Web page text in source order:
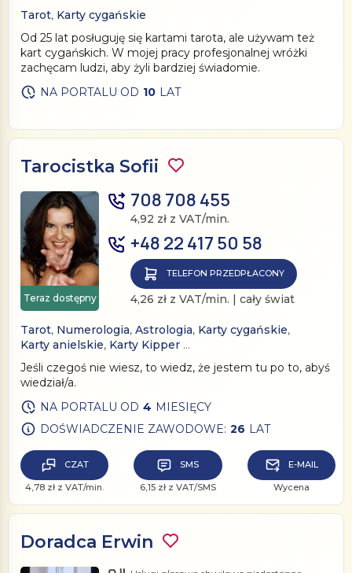
Tarot, Karty cygańskie
Od 25 lat posługuję się kartami tarota, ale używam też
kart cygańskich. W mojej pracy profesjonalnej wróżki
zachęcam ludzi, aby żyli bardziej świadomie.
NA PORTALU OD 10 LAT
Tarocistka Sofii
Teraz dostępny
708 708 455
4,92 zł z VAT/min.
+48 22 417 50 58
TELEFON PRZEDPŁACONY
4,26 zł z VAT/min. | cały świat
CZAT
4,78 zł z VAT/min.
SMS
6,15 zł z VAT/SMS
E-MAIL
Wycena
Tarot, Numerologia, Astrologia, Karty cygańskie,
Karty anielskie, Karty Kipper …
Jeśli czegoś nie wiesz, to wiedz, że jestem tu po to, abyś
wiedział/a.
NA PORTALU OD 4 MIESIĘCY
DOŚWIADCZENIE ZAWODOWE: 26 LAT
Doradca Erwin